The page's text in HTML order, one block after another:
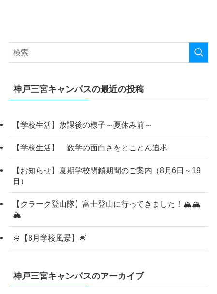
神戸三宮キャンパスの最近の投稿
【学校生活】放課後の様子～夏休み前～
【学校生活】 数学の面白さをとことん追求
【お知らせ】夏期学校閉鎖期間のご案内（8月6日～19
日）
【クラーク登山隊】富士登山に行ってきました！🏔️🏔️
🏔️
🍧【8月学校風景】🍧
神戸三宮キャンパスのアーカイブ